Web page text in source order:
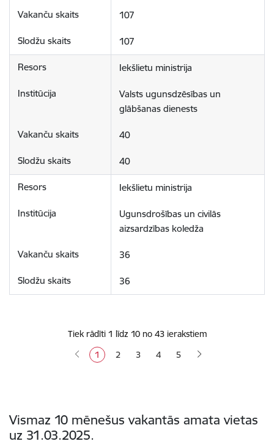
107
107
Iekšlietu ministrija
Valsts ugunsdzēsības un
glābšanas dienests
40
40
Iekšlietu ministrija
Ugunsdrošības un civilās
aizsardzības koledža
36
36
Tiek rādīti 1 līdz 10 no 43 ierakstiem
1
2 3 4 5
Vismaz 10 mēnešus vakantās amata vietas
uz 31.03.2025.